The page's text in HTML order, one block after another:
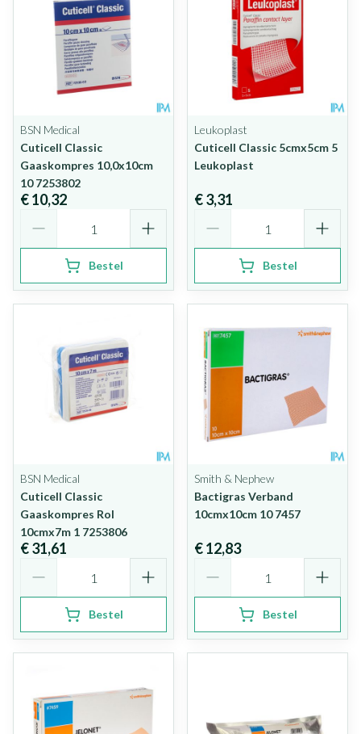
BSN Medical
Cuticell Classic
Gaaskompres 10,0x10cm
10 7253802
€ 10,32
Bestel
Leukoplast
Cuticell Classic 5cmx5cm 5
Leukoplast
€ 3,31
Bestel
BSN Medical
Cuticell Classic
Gaaskompres Rol
10cmx7m 1 7253806
€ 31,61
Bestel
Smith & Nephew
Bactigras Verband
10cmx10cm 10 7457
€ 12,83
Bestel